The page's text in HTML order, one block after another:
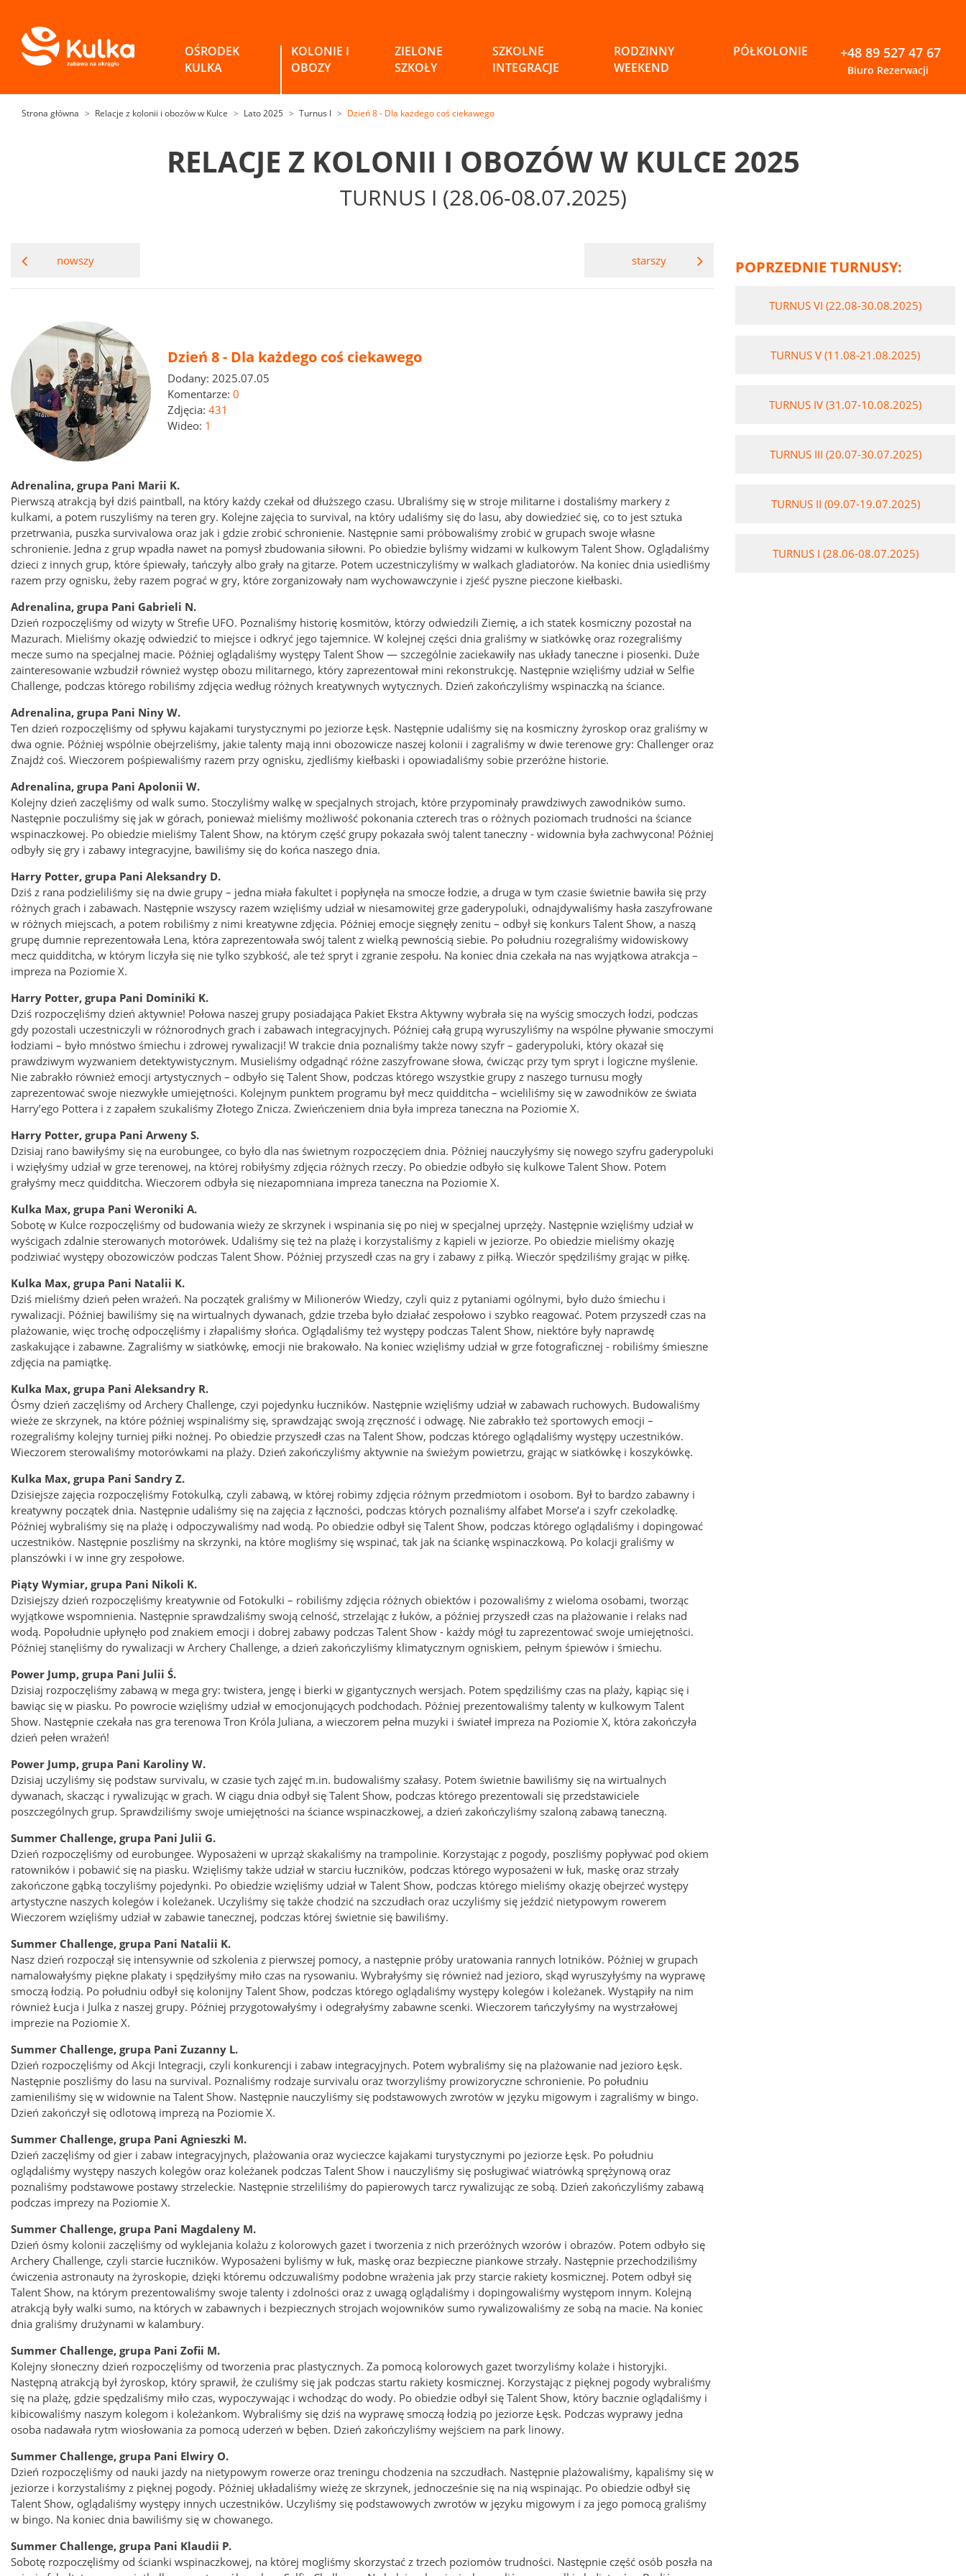
OŚRODEK
KULKA
KOLONIE I
OBOZY
ZIELONE
SZKOŁY
SZKOLNE
INTEGRACJE
RODZINNY
WEEKEND
PÓŁKOLONIE +48 89 527 47 67
Biuro Rezerwacji
Strona główna Relacje z kolonii i obozów w Kulce Lato 2025 Turnus I Dzień 8 - Dla każdego coś ciekawego
RELACJE Z KOLONII I OBOZÓW W KULCE 2025
TURNUS I (28.06-08.07.2025)
nowszy starszy
Dzień 8 - Dla każdego coś ciekawego
Dodany: 2025.07.05
Komentarze: 0
Zdjęcia: 431
Wideo: 1
Adrenalina, grupa Pani Marii K.
Pierwszą atrakcją był dziś paintball, na który każdy czekał od dłuższego czasu. Ubraliśmy się w stroje militarne i dostaliśmy markery z
kulkami, a potem ruszyliśmy na teren gry. Kolejne zajęcia to survival, na który udaliśmy się do lasu, aby dowiedzieć się, co to jest sztuka
przetrwania, puszka survivalowa oraz jak i gdzie zrobić schronienie. Następnie sami próbowaliśmy zrobić w grupach swoje własne
schronienie. Jedna z grup wpadła nawet na pomysł zbudowania siłowni. Po obiedzie byliśmy widzami w kulkowym Talent Show. Oglądaliśmy
dzieci z innych grup, które śpiewały, tańczyły albo grały na gitarze. Potem uczestniczyliśmy w walkach gladiatorów. Na koniec dnia usiedliśmy
razem przy ognisku, żeby razem pograć w gry, które zorganizowały nam wychowawczynie i zjeść pyszne pieczone kiełbaski.
Adrenalina, grupa Pani Gabrieli N.
Dzień rozpoczęliśmy od wizyty w Strefie UFO. Poznaliśmy historię kosmitów, którzy odwiedzili Ziemię, a ich statek kosmiczny pozostał na
Mazurach. Mieliśmy okazję odwiedzić to miejsce i odkryć jego tajemnice. W kolejnej części dnia graliśmy w siatkówkę oraz rozegraliśmy
mecze sumo na specjalnej macie. Później oglądaliśmy występy Talent Show — szczególnie zaciekawiły nas układy taneczne i piosenki. Duże
zainteresowanie wzbudził również występ obozu militarnego, który zaprezentował mini rekonstrukcję. Następnie wzięliśmy udział w Selfie
Challenge, podczas którego robiliśmy zdjęcia według różnych kreatywnych wytycznych. Dzień zakończyliśmy wspinaczką na ściance.
Adrenalina, grupa Pani Niny W.
Ten dzień rozpoczęliśmy od spływu kajakami turystycznymi po jeziorze Łęsk. Następnie udaliśmy się na kosmiczny żyroskop oraz graliśmy w
dwa ognie. Później wspólnie obejrzeliśmy, jakie talenty mają inni obozowicze naszej kolonii i zagraliśmy w dwie terenowe gry: Challenger oraz
Znajdź coś. Wieczorem pośpiewaliśmy razem przy ognisku, zjedliśmy kiełbaski i opowiadaliśmy sobie przeróżne historie.
Adrenalina, grupa Pani Apolonii W.
Kolejny dzień zaczęliśmy od walk sumo. Stoczyliśmy walkę w specjalnych strojach, które przypominały prawdziwych zawodników sumo.
Następnie poczuliśmy się jak w górach, ponieważ mieliśmy możliwość pokonania czterech tras o różnych poziomach trudności na ściance
wspinaczkowej. Po obiedzie mieliśmy Talent Show, na którym część grupy pokazała swój talent taneczny - widownia była zachwycona! Później
odbyły się gry i zabawy integracyjne, bawiliśmy się do końca naszego dnia.
Harry Potter, grupa Pani Aleksandry D.
Dziś z rana podzieliliśmy się na dwie grupy – jedna miała fakultet i popłynęła na smocze łodzie, a druga w tym czasie świetnie bawiła się przy
różnych grach i zabawach. Następnie wszyscy razem wzięliśmy udział w niesamowitej grze gaderypoluki, odnajdywaliśmy hasła zaszyfrowane
w różnych miejscach, a potem robiliśmy z nimi kreatywne zdjęcia. Później emocje sięgnęły zenitu – odbył się konkurs Talent Show, a naszą
grupę dumnie reprezentowała Lena, która zaprezentowała swój talent z wielką pewnością siebie. Po południu rozegraliśmy widowiskowy
mecz quidditcha, w którym liczyła się nie tylko szybkość, ale też spryt i zgranie zespołu. Na koniec dnia czekała na nas wyjątkowa atrakcja –
impreza na Poziomie X.
Harry Potter, grupa Pani Dominiki K.
Dziś rozpoczęliśmy dzień aktywnie! Połowa naszej grupy posiadająca Pakiet Ekstra Aktywny wybrała się na wyścig smoczych łodzi, podczas
gdy pozostali uczestniczyli w różnorodnych grach i zabawach integracyjnych. Później całą grupą wyruszyliśmy na wspólne pływanie smoczymi
łodziami – było mnóstwo śmiechu i zdrowej rywalizacji! W trakcie dnia poznaliśmy także nowy szyfr – gaderypoluki, który okazał się
prawdziwym wyzwaniem detektywistycznym. Musieliśmy odgadnąć różne zaszyfrowane słowa, ćwicząc przy tym spryt i logiczne myślenie.
Nie zabrakło również emocji artystycznych – odbyło się Talent Show, podczas którego wszystkie grupy z naszego turnusu mogły
zaprezentować swoje niezwykłe umiejętności. Kolejnym punktem programu był mecz quidditcha – wcieliliśmy się w zawodników ze świata
Harry’ego Pottera i z zapałem szukaliśmy Złotego Znicza. Zwieńczeniem dnia była impreza taneczna na Poziomie X.
Harry Potter, grupa Pani Arweny S.
Dzisiaj rano bawiłyśmy się na eurobungee, co było dla nas świetnym rozpoczęciem dnia. Później nauczyłyśmy się nowego szyfru gaderypoluki
i wzięłyśmy udział w grze terenowej, na której robiłyśmy zdjęcia różnych rzeczy. Po obiedzie odbyło się kulkowe Talent Show. Potem
grałyśmy mecz quidditcha. Wieczorem odbyła się niezapomniana impreza taneczna na Poziomie X.
Kulka Max, grupa Pani Weroniki A.
Sobotę w Kulce rozpoczęliśmy od budowania wieży ze skrzynek i wspinania się po niej w specjalnej uprzęży. Następnie wzięliśmy udział w
wyścigach zdalnie sterowanych motorówek. Udaliśmy się też na plażę i korzystaliśmy z kąpieli w jeziorze. Po obiedzie mieliśmy okazję
podziwiać występy obozowiczów podczas Talent Show. Później przyszedł czas na gry i zabawy z piłką. Wieczór spędziliśmy grając w piłkę.
Kulka Max, grupa Pani Natalii K.
Dziś mieliśmy dzień pełen wrażeń. Na początek graliśmy w Milionerów Wiedzy, czyli quiz z pytaniami ogólnymi, było dużo śmiechu i
rywalizacji. Później bawiliśmy się na wirtualnych dywanach, gdzie trzeba było działać zespołowo i szybko reagować. Potem przyszedł czas na
plażowanie, więc trochę odpoczęliśmy i złapaliśmy słońca. Oglądaliśmy też występy podczas Talent Show, niektóre były naprawdę
zaskakujące i zabawne. Zagraliśmy w siatkówkę, emocji nie brakowało. Na koniec wzięliśmy udział w grze fotograficznej - robiliśmy śmieszne
zdjęcia na pamiątkę.
Kulka Max, grupa Pani Aleksandry R.
Ósmy dzień zaczęliśmy od Archery Challenge, czyi pojedynku łuczników. Następnie wzięliśmy udział w zabawach ruchowych. Budowaliśmy
wieże ze skrzynek, na które później wspinaliśmy się, sprawdzając swoją zręczność i odwagę. Nie zabrakło też sportowych emocji –
rozegraliśmy kolejny turniej piłki nożnej. Po obiedzie przyszedł czas na Talent Show, podczas którego oglądaliśmy występy uczestników.
Wieczorem sterowaliśmy motorówkami na plaży. Dzień zakończyliśmy aktywnie na świeżym powietrzu, grając w siatkówkę i koszykówkę.
Kulka Max, grupa Pani Sandry Z.
Dzisiejsze zajęcia rozpoczęliśmy Fotokulką, czyli zabawą, w której robimy zdjęcia różnym przedmiotom i osobom. Był to bardzo zabawny i
kreatywny początek dnia. Następnie udaliśmy się na zajęcia z łączności, podczas których poznaliśmy alfabet Morse’a i szyfr czekoladkę.
Później wybraliśmy się na plażę i odpoczywaliśmy nad wodą. Po obiedzie odbył się Talent Show, podczas którego oglądaliśmy i dopingować
uczestników. Następnie poszliśmy na skrzynki, na które mogliśmy się wspinać, tak jak na ściankę wspinaczkową. Po kolacji graliśmy w
planszówki i w inne gry zespołowe.
Piąty Wymiar, grupa Pani Nikoli K.
Dzisiejszy dzień rozpoczęliśmy kreatywnie od Fotokulki – robiliśmy zdjęcia różnych obiektów i pozowaliśmy z wieloma osobami, tworząc
wyjątkowe wspomnienia. Następnie sprawdzaliśmy swoją celność, strzelając z łuków, a później przyszedł czas na plażowanie i relaks nad
wodą. Popołudnie upłynęło pod znakiem emocji i dobrej zabawy podczas Talent Show - każdy mógł tu zaprezentować swoje umiejętności.
Później stanęliśmy do rywalizacji w Archery Challenge, a dzień zakończyliśmy klimatycznym ogniskiem, pełnym śpiewów i śmiechu.
Power Jump, grupa Pani Julii Ś.
Dzisiaj rozpoczęliśmy zabawą w mega gry: twistera, jengę i bierki w gigantycznych wersjach. Potem spędziliśmy czas na plaży, kąpiąc się i
bawiąc się w piasku. Po powrocie wzięliśmy udział w emocjonujących podchodach. Później prezentowaliśmy talenty w kulkowym Talent
Show. Następnie czekała nas gra terenowa Tron Króla Juliana, a wieczorem pełna muzyki i świateł impreza na Poziomie X, która zakończyła
dzień pełen wrażeń!
Power Jump, grupa Pani Karoliny W.
Dzisiaj uczyliśmy się podstaw survivalu, w czasie tych zajęć m.in. budowaliśmy szałasy. Potem świetnie bawiliśmy się na wirtualnych
dywanach, skacząc i rywalizując w grach. W ciągu dnia odbył się Talent Show, podczas którego prezentowali się przedstawiciele
poszczególnych grup. Sprawdziliśmy swoje umiejętności na ściance wspinaczkowej, a dzień zakończyliśmy szaloną zabawą taneczną.
Summer Challenge, grupa Pani Julii G.
Dzień rozpoczęliśmy od eurobungee. Wyposażeni w uprząż skakaliśmy na trampolinie. Korzystając z pogody, poszliśmy popływać pod okiem
ratowników i pobawić się na piasku. Wzięliśmy także udział w starciu łuczników, podczas którego wyposażeni w łuk, maskę oraz strzały
zakończone gąbką toczyliśmy pojedynki. Po obiedzie wzięliśmy udział w Talent Show, podczas którego mieliśmy okazję obejrzeć występy
artystyczne naszych kolegów i koleżanek. Uczyliśmy się także chodzić na szczudłach oraz uczyliśmy się jeździć nietypowym rowerem
Wieczorem wzięliśmy udział w zabawie tanecznej, podczas której świetnie się bawiliśmy.
Summer Challenge, grupa Pani Natalii K.
Nasz dzień rozpoczął się intensywnie od szkolenia z pierwszej pomocy, a następnie próby uratowania rannych lotników. Później w grupach
namalowałyśmy piękne plakaty i spędziłyśmy miło czas na rysowaniu. Wybrałyśmy się również nad jezioro, skąd wyruszyłyśmy na wyprawę
smoczą łodzią. Po południu odbył się kolonijny Talent Show, podczas którego oglądaliśmy występy kolegów i koleżanek. Wystąpiły na nim
również Łucja i Julka z naszej grupy. Później przygotowałyśmy i odegrałyśmy zabawne scenki. Wieczorem tańczyłyśmy na wystrzałowej
imprezie na Poziomie X.
Summer Challenge, grupa Pani Zuzanny L.
Dzień rozpoczęliśmy od Akcji Integracji, czyli konkurencji i zabaw integracyjnych. Potem wybraliśmy się na plażowanie nad jezioro Łęsk.
Następnie poszliśmy do lasu na survival. Poznaliśmy rodzaje survivalu oraz tworzyliśmy prowizoryczne schronienie. Po południu
zamieniliśmy się w widownie na Talent Show. Następnie nauczyliśmy się podstawowych zwrotów w języku migowym i zagraliśmy w bingo.
Dzień zakończył się odlotową imprezą na Poziomie X.
Summer Challenge, grupa Pani Agnieszki M.
Dzień zaczęliśmy od gier i zabaw integracyjnych, plażowania oraz wycieczce kajakami turystycznymi po jeziorze Łęsk. Po południu
oglądaliśmy występy naszych kolegów oraz koleżanek podczas Talent Show i nauczyliśmy się posługiwać wiatrówką sprężynową oraz
poznaliśmy podstawowe postawy strzeleckie. Następnie strzeliliśmy do papierowych tarcz rywalizując ze sobą. Dzień zakończyliśmy zabawą
podczas imprezy na Poziomie X.
Summer Challenge, grupa Pani Magdaleny M.
Dzień ósmy kolonii zaczęliśmy od wyklejania kolażu z kolorowych gazet i tworzenia z nich przeróżnych wzorów i obrazów. Potem odbyło się
Archery Challenge, czyli starcie łuczników. Wyposażeni byliśmy w łuk, maskę oraz bezpieczne piankowe strzały. Następnie przechodziliśmy
ćwiczenia astronauty na żyroskopie, dzięki któremu odczuwaliśmy podobne wrażenia jak przy starcie rakiety kosmicznej. Potem odbył się
Talent Show, na którym prezentowaliśmy swoje talenty i zdolności oraz z uwagą oglądaliśmy i dopingowaliśmy występom innym. Kolejną
atrakcją były walki sumo, na których w zabawnych i bezpiecznych strojach wojowników sumo rywalizowaliśmy ze sobą na macie. Na koniec
dnia graliśmy drużynami w kalambury.
Summer Challenge, grupa Pani Zofii M.
Kolejny słoneczny dzień rozpoczęliśmy od tworzenia prac plastycznych. Za pomocą kolorowych gazet tworzyliśmy kolaże i historyjki.
Następną atrakcją był żyroskop, który sprawił, że czuliśmy się jak podczas startu rakiety kosmicznej. Korzystając z pięknej pogody wybraliśmy
się na plażę, gdzie spędzaliśmy miło czas, wypoczywając i wchodząc do wody. Po obiedzie odbył się Talent Show, który bacznie oglądaliśmy i
kibicowaliśmy naszym kolegom i koleżankom. Wybraliśmy się dziś na wyprawę smoczą łodzią po jeziorze Łęsk. Podczas wyprawy jedna
osoba nadawała rytm wiosłowania za pomocą uderzeń w bęben. Dzień zakończyliśmy wejściem na park linowy.
Summer Challenge, grupa Pani Elwiry O.
Dzień rozpoczęliśmy od nauki jazdy na nietypowym rowerze oraz treningu chodzenia na szczudłach. Następnie plażowaliśmy, kąpaliśmy się w
jeziorze i korzystaliśmy z pięknej pogody. Później układaliśmy wieżę ze skrzynek, jednocześnie się na nią wspinając. Po obiedzie odbył się
Talent Show, oglądaliśmy występy innych uczestników. Uczyliśmy się podstawowych zwrotów w języku migowym i za jego pomocą graliśmy
w bingo. Na koniec dnia bawiliśmy się w chowanego.
Summer Challenge, grupa Pani Klaudii P.
Sobotę rozpoczęliśmy od ścianki wspinaczkowej, na której mogliśmy skorzystać z trzech poziomów trudności. Następnie część osób poszła na
POPRZEDNIE TURNUSY:
TURNUS VI (22.08-30.08.2025)
TURNUS V (11.08-21.08.2025)
TURNUS IV (31.07-10.08.2025)
TURNUS III (20.07-30.07.2025)
TURNUS II (09.07-19.07.2025)
TURNUS I (28.06-08.07.2025)